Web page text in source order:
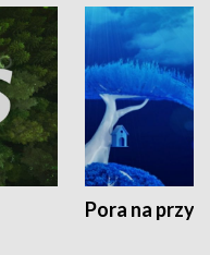
Pora na